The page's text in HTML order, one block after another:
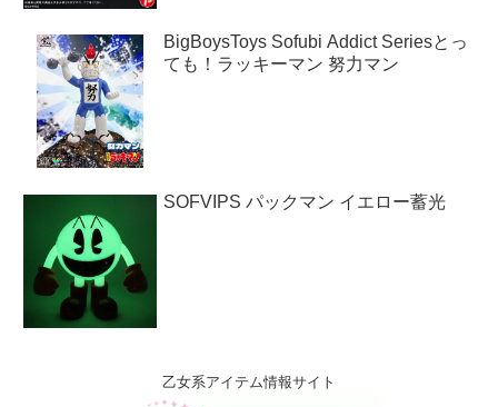
BigBoysToys Sofubi Addict Seriesとっ
ても！ラッキーマン 努力マン
SOFVIPS パックマン イエロー蓄光
乙女系アイテム情報サイト